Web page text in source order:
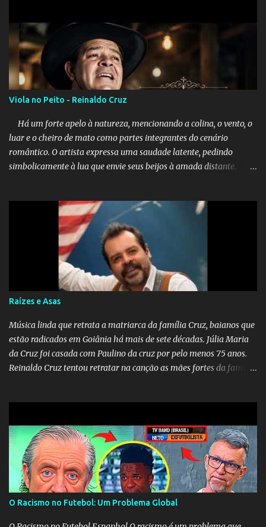
Viola no Peito - Reinaldo Cruz
Há um forte apelo à natureza, mencionando a colina, o vento, o
luar e o cheiro de mato como partes integrantes do cenário
romântico. O artista expressa uma saudade latente, pedindo
simbolicamente à lua que envie seus beijos à amada distante. A
destino. Reinaldo Cruz enfatiza que seu coração nasceu para ela e
que continuará esperando enquanto houver canções para entoar. A
obra conclui como uma promessa de fidelidade e esperança no
reencontro, unindo a tradição da viola com o sentimento universal
do amor. No geral, o vídeo apresenta uma narrativa lírica sobre a
persistência do afeto através do tempo e do espaço. YouTube
YouTube YouTube
Raízes e Asas
Música linda que retrata a matriarca da família Cruz, baianos que
estão radicados em Goiânia há mais de sete décadas. Júlia Maria
da Cruz foi casada com Paulino da cruz por pelo menos 75 anos.
Reinaldo Cruz tentou retratar na canção as mães fortes da família
O Racismo no Futebol: Um Problema Global